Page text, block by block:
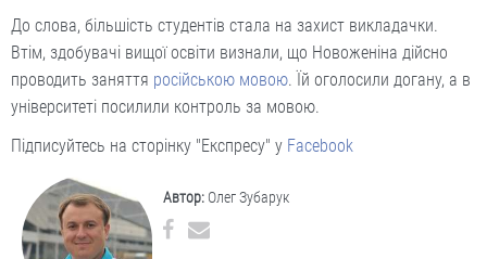
До слова, більшість студентів стала на захист викладачки.
Втім, здобувачі вищої освіти визнали, що Новоженіна дійсно
проводить заняття російською мовою. Їй оголосили догану, а в
університеті посилили контроль за мовою.
Підписуйтесь на сторінку "Експресу" у Facebook
Автор: Олег Зубарук